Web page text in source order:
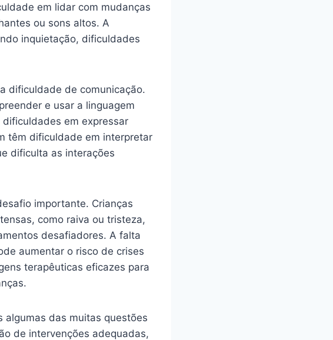
em lidar com mudanças
ou sons altos. A
inquietação, dificuldades
dificuldade de comunicação.
e usar a linguagem
em expressar
têm dificuldade em interpretar
dificulta as interações
importante. Crianças
como raiva ou tristeza,
desafiadores. A falta
aumentar o risco de crises
terapêuticas eficazes para
algumas das muitas questões
de intervenções adequadas,